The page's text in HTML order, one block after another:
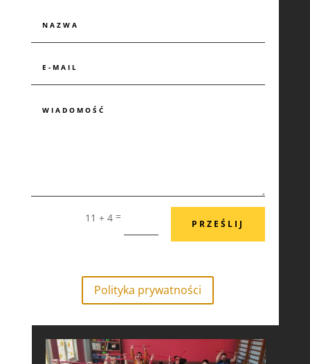
11 + 4 =
PRZEŚLIJ
Polityka prywatności